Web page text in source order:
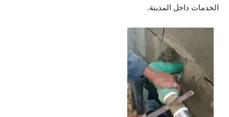
الخدمات داخل المدينة.